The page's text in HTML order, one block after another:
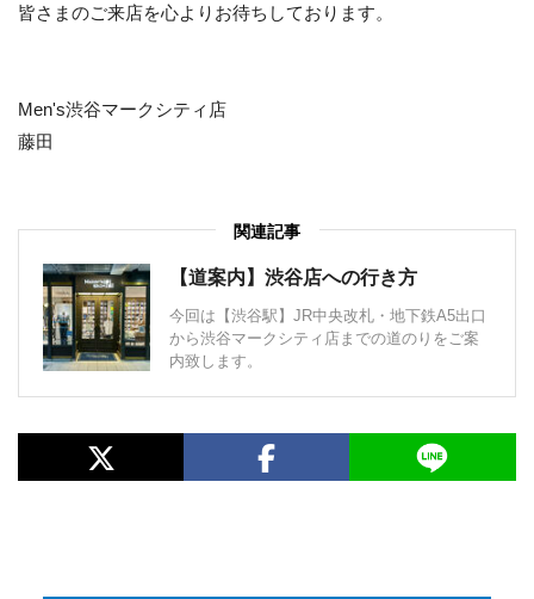
皆さまのご来店を心よりお待ちしております。
Men's渋谷マークシティ店
藤田
関連記事
【道案内】渋谷店への行き方
今回は【渋谷駅】JR中央改札・地下鉄A5出口
から渋谷マークシティ店までの道のりをご案
内致します。